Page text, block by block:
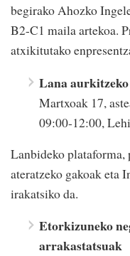
begirako Ahozko
B2-C1 maila artekoa.
atxikitutako
Lana
Martxoak 17,
09:00-12:00,
Lanbideko
ateratzeko gakoak eta
irakatsiko da.
Etorkizuneko
arrakastatsuak